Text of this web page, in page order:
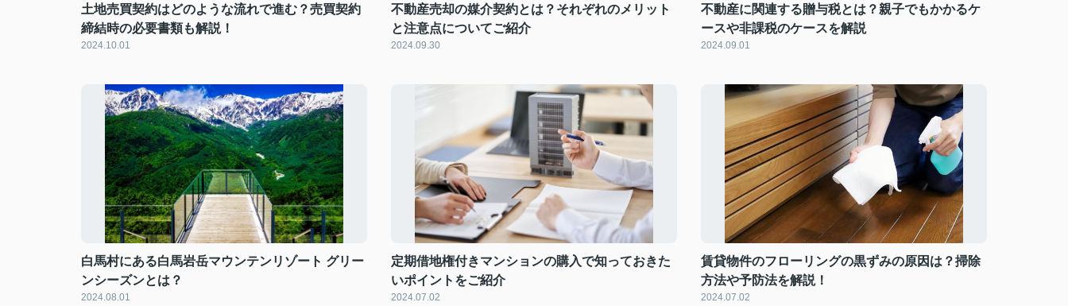
土地売買契約はどのような流れで進む？売買契約
締結時の必要書類も解説！
2024.10.01
不動産売却の媒介契約とは？それぞれのメリット
と注意点についてご紹介
2024.09.30
不動産に関連する贈与税とは？親子でもかかるケ
ースや非課税のケースを解説
2024.09.01
白馬村にある白馬岩岳マウンテンリゾート グリー
ンシーズンとは？
2024.08.01
定期借地権付きマンションの購入で知っておきた
いポイントをご紹介
2024.07.02
賃貸物件のフローリングの黒ずみの原因は？掃除
方法や予防法を解説！
2024.07.02